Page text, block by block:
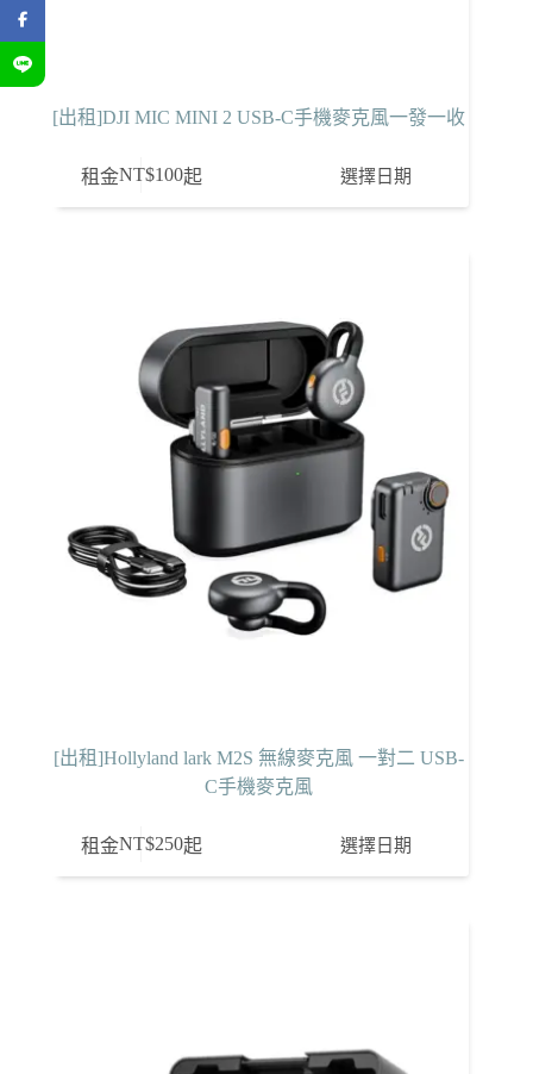
[出租]DJI MIC MINI 2 USB-C手機麥克風一發一收
租金NT$100起 選擇日期
[出租]Hollyland lark M2S 無線麥克風 一對二 USB-
C手機麥克風
租金NT$250起 選擇日期